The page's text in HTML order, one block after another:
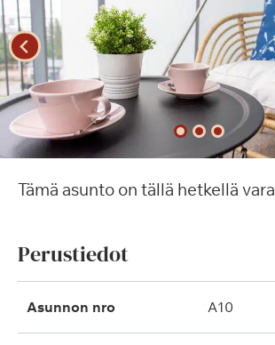
Tämä asunto on tällä hetkellä
Perustiedot
Asunnon nro A10